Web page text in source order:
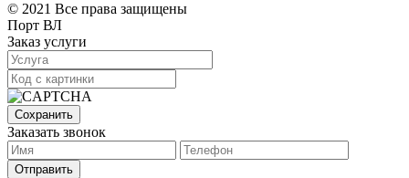
© 2021 Все права защищены
Порт ВЛ
Заказ услуги
Сохранить
Заказать звонок
Отправить